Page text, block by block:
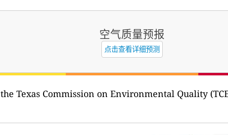
空气质量预报
点击查看详细预测
the Texas Commission on Environmental Quality